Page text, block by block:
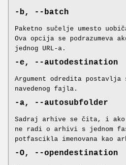
-b, --batch
Paketno sučelje umesto
Ova opcija se podrazumeva
jednog URL-a.
-e, --autodestination
Argument odredita postavlja
navedenog fajla.
-a, --autosubfolder
Sadraj arhive se čita, i
ne radi o arhivi s jednom
potfascikla imenovana kao
-O, --opendestination